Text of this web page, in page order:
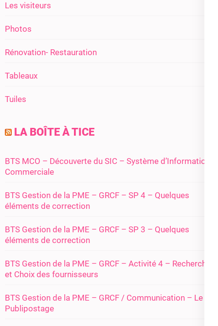
Les visiteurs
Photos
Rénovation- Restauration
Tableaux
Tuiles
LA BOÎTE À TICE
BTS MCO – Découverte du SIC – Système d’Information
Commerciale
BTS Gestion de la PME – GRCF – SP 4 – Quelques
éléments de correction
BTS Gestion de la PME – GRCF – SP 3 – Quelques
éléments de correction
BTS Gestion de la PME – GRCF – Activité 4 – Recherche
et Choix des fournisseurs
BTS Gestion de la PME – GRCF / Communication – Le
Publipostage